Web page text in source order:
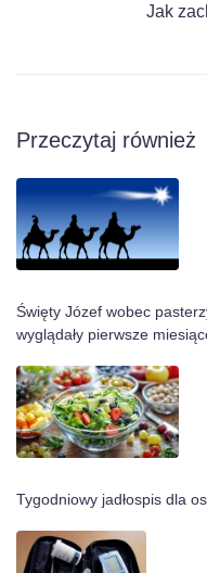
Jak
Przeczytaj również
Święty Józef wobec
wyglądały pierwsze
Tygodniowy jadłospis dla